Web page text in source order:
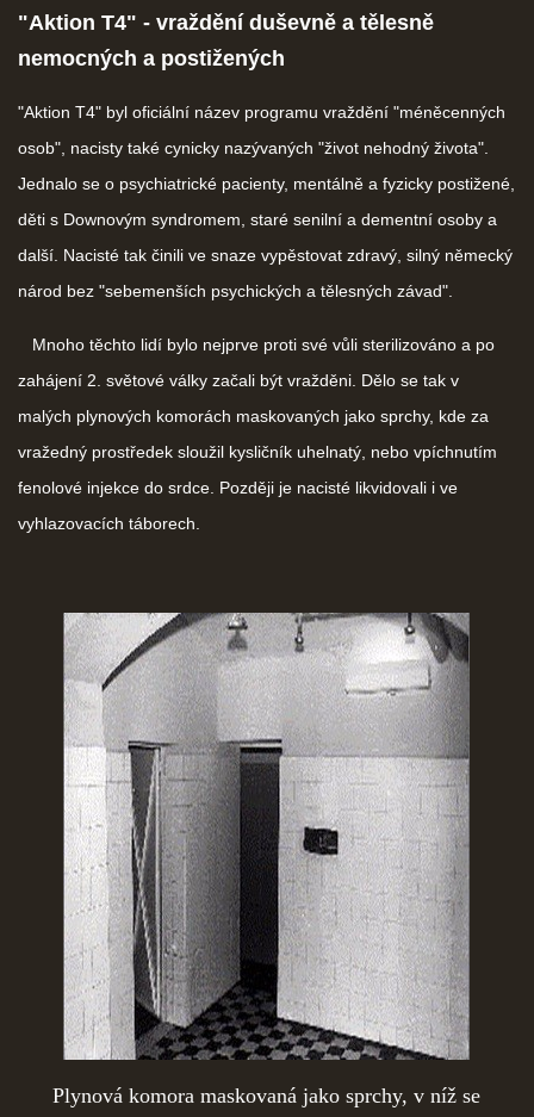
"Aktion T4" - vraždění duševně a tělesně
nemocných a postižených
"Aktion T4" byl oficiální název programu vraždění "méněcenných
osob", nacisty také cynicky nazývaných "život nehodný života".
Jednalo se o psychiatrické pacienty, mentálně a fyzicky postižené,
děti s Downovým syndromem, staré senilní a dementní osoby a
další. Nacisté tak činili ve snaze vypěstovat zdravý, silný německý
národ bez "sebemenších psychických a tělesných závad".
Mnoho těchto lidí bylo nejprve proti své vůli sterilizováno a po
zahájení 2. světové války začali být vražděni. Dělo se tak v
malých plynových komorách maskovaných jako sprchy, kde za
vražedný prostředek sloužil kysličník uhelnatý, nebo vpíchnutím
fenolové injekce do srdce. Později je nacisté likvidovali i ve
vyhlazovacích táborech.
Plynová komora maskovaná jako sprchy, v níž se